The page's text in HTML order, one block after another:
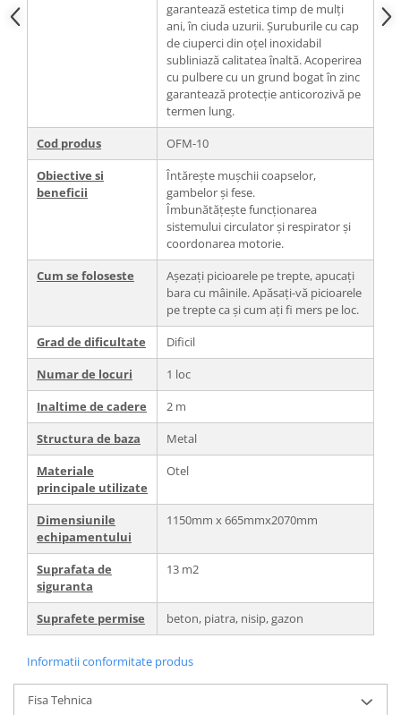
garantează estetica timp de mulți
ani, în ciuda uzurii. Șuruburile cu cap
de ciuperci din oțel inoxidabil
subliniază calitatea înaltă. Acoperirea
cu pulbere cu un grund bogat în zinc
garantează protecție anticorozivă pe
termen lung.
Cod produs
OFM-10
Obiective si
beneficii
Întărește mușchii coapselor,
gambelor și fese.
Îmbunătățește funcționarea
sistemului circulator și respirator și
coordonarea motorie.
Cum se foloseste
Așezați picioarele pe trepte, apucați
bara cu mâinile. Apăsați-vă picioarele
pe trepte ca și cum ați fi mers pe loc.
Grad de dificultate
Dificil
Numar de locuri
1 loc
Inaltime de cadere
2 m
Structura de baza
Metal
Materiale
principale utilizate
Otel
Dimensiunile
echipamentului
1150mm x 665mmx2070mm
Suprafata de
siguranta
13 m2
Suprafete permise beton, piatra, nisip, gazon
Informatii conformitate produs
Fisa Tehnica